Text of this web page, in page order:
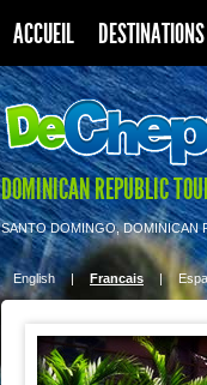
ACCUEIL DESTINATIONS
DOMINICAN REPUBLIC
SANTO DOMINGO, DOMINICAN
English | Francais |